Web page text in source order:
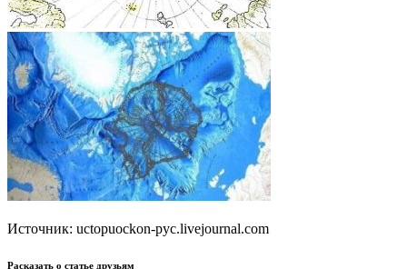
Источник: uctopuockon-pyc.livejournal.com
Расказать о статье друзьям